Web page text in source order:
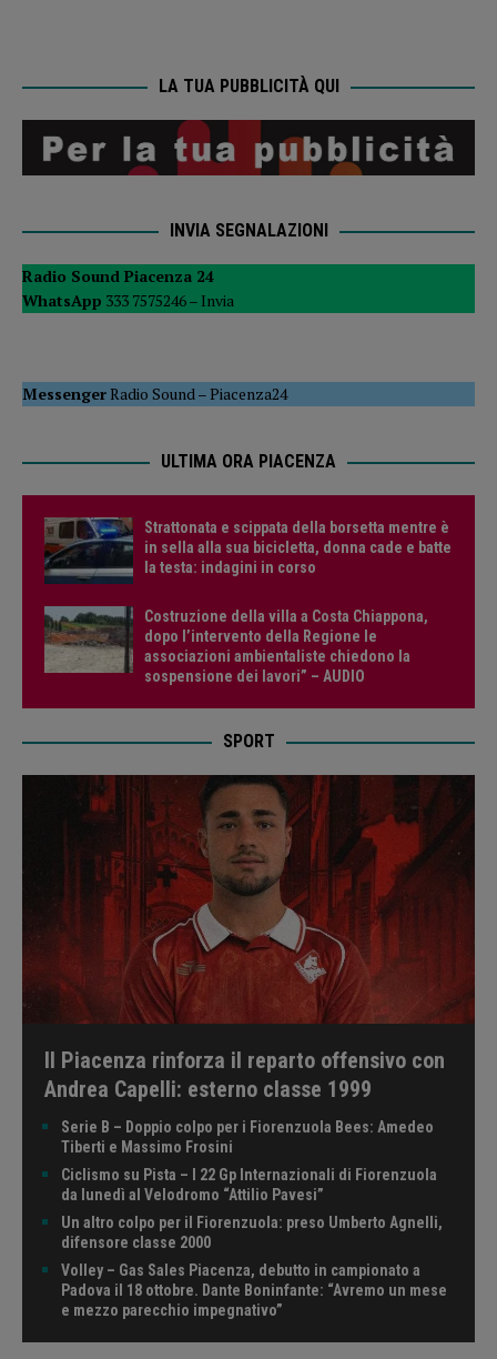
LA TUA PUBBLICITÀ QUI
INVIA SEGNALAZIONI
Radio Sound Piacenza 24
WhatsApp 333 7575246 – Invia
MessengerRadio Sound–Piacenza24
ULTIMA ORA PIACENZA
Strattonata e scippata della borsetta mentre è
in sella alla sua bicicletta, donna cade e batte
la testa: indagini in corso
Costruzione della villa a Costa Chiappona,
dopo l’intervento della Regione le
associazioni ambientaliste chiedono la
sospensione dei lavori” – AUDIO
SPORT
Il Piacenza rinforza il reparto offensivo con
Andrea Capelli: esterno classe 1999
Serie B – Doppio colpo per i Fiorenzuola Bees: Amedeo
Tiberti e Massimo Frosini
Ciclismo su Pista – I 22 Gp Internazionali di Fiorenzuola
da lunedì al Velodromo “Attilio Pavesi”
Un altro colpo per il Fiorenzuola: preso Umberto Agnelli,
difensore classe 2000
Volley – Gas Sales Piacenza, debutto in campionato a
Padova il 18 ottobre. Dante Boninfante: “Avremo un mese
e mezzo parecchio impegnativo”